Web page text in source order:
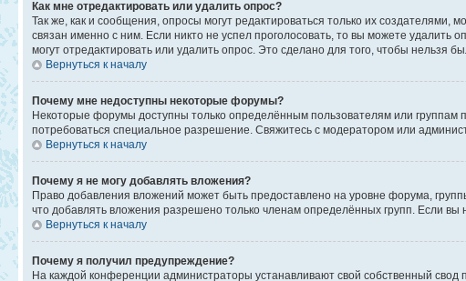
Как мне отредактировать или удалить опрос?
Так же, как и сообщения, опросы могут редактироваться только их
связан именно с ним. Если никто не успел проголосовать, то вы можете удалить
могут отредактировать или удалить опрос. Это сделано для того, чтобы нельзя
Вернуться к началу
Почему мне недоступны некоторые форумы?
Некоторые форумы доступны только определённым пользователям или группам
потребоваться специальное разрешение. Свяжитесь с модератором или
Вернуться к началу
Почему я не могу добавлять вложения?
Право добавления вложений может быть предоставлено на уровне форума,
что добавлять вложения разрешено только членам определённых групп. Если
Вернуться к началу
Почему я получил предупреждение?
На каждой конференции администраторы устанавливают свой собственный